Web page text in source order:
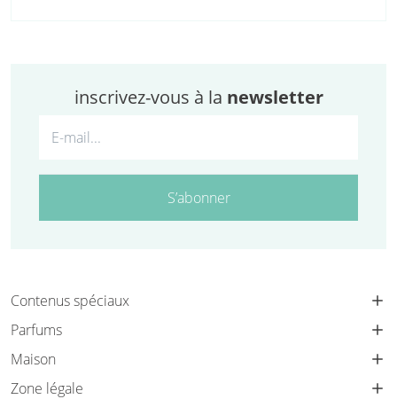
inscrivez-vous à la newsletter
S’abonner
Contenus spéciaux
Parfums
Maison
Zone légale